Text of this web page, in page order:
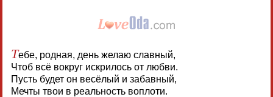
Тебе, родная, день желаю славный,
Чтоб всё вокруг искрилось от любви.
Пусть будет он весёлый и забавный,
Мечты твои в реальность воплоти.